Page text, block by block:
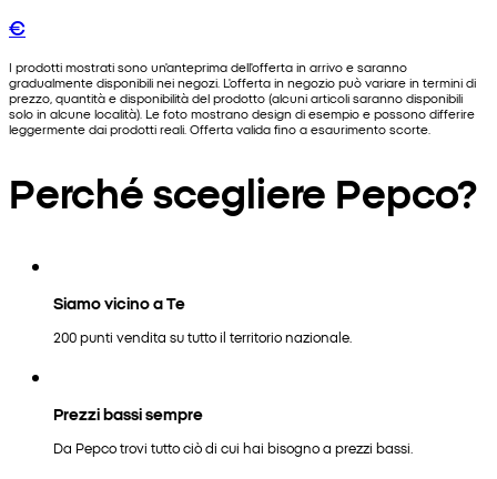
€
I prodotti mostrati sono un'anteprima dell'offerta in arrivo e saranno
gradualmente disponibili nei negozi. L'offerta in negozio può variare in termini di
prezzo, quantità e disponibilità del prodotto (alcuni articoli saranno disponibili
solo in alcune località). Le foto mostrano design di esempio e possono differire
leggermente dai prodotti reali. Offerta valida fino a esaurimento scorte.
Perché scegliere Pepco?
Siamo vicino a Te
200 punti vendita su tutto il territorio nazionale.
Prezzi bassi sempre
Da Pepco trovi tutto ciò di cui hai bisogno a prezzi bassi.